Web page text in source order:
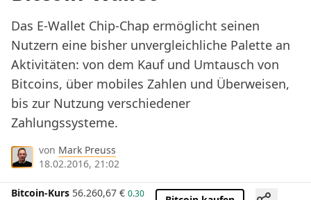
Das E-Wallet Chip-Chap ermöglicht seinen
Nutzern eine bisher unvergleichliche Palette an
Aktivitäten: von dem Kauf und Umtausch von
Bitcoins, über mobiles Zahlen und Überweisen,
bis zur Nutzung verschiedener
Zahlungssysteme.
von Mark Preuss
18.02.2016, 21:02
Bitcoin-Kurs 56.260,67 € 0.30